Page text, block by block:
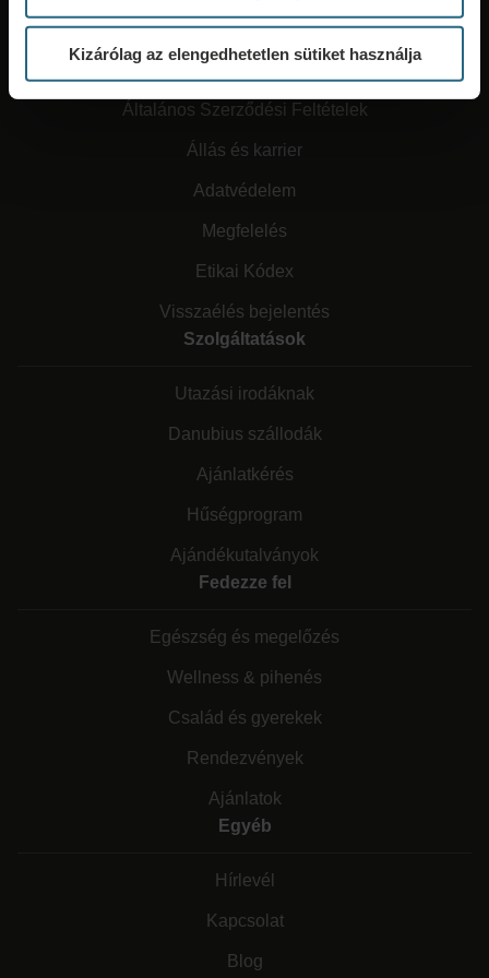
Kizárólag az elengedhetetlen sütiket használja
Rólunk
Általános Szerződési Feltételek
Állás és karrier
Adatvédelem
Megfelelés
Etikai Kódex
Visszaélés bejelentés
Szolgáltatások
Utazási irodáknak
Danubius szállodák
Ajánlatkérés
Hűségprogram
Ajándékutalványok
Fedezze fel
Egészség és megelőzés
Wellness & pihenés
Család és gyerekek
Rendezvények
Ajánlatok
Egyéb
Hírlevél
Kapcsolat
Blog